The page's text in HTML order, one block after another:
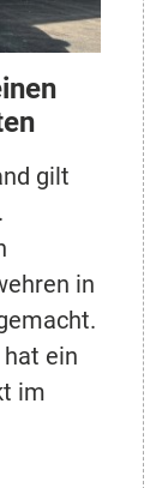
gilt
in
ein
im